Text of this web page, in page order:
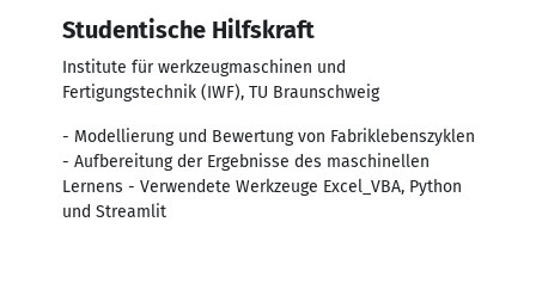
Studentische Hilfskraft
Institute für werkzeugmaschinen und
Fertigungstechnik (IWF), TU Braunschweig
- Modellierung und Bewertung von Fabriklebenszyklen
- Aufbereitung der Ergebnisse des maschinellen
Lernens - Verwendete Werkzeuge Excel_VBA, Python
und Streamlit